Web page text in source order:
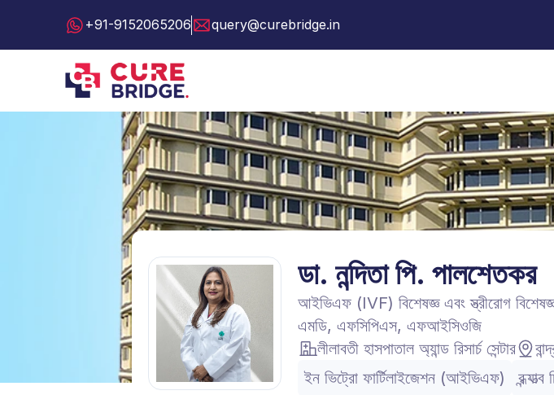
+91-9152065206 query@curebridge.in
ডা. নন্দিতা পি. পালশেতকর
আইভিএফ (IVF) বিশেষজ্ঞ এবং স্ত্রীরোগ
এমডি, এফসিপিএস, এফআইসিওজি
লীলাবতী হাসপাতাল অ্যান্ড রিসার্চ সেন্টার
ইন ভিট্রো ফার্টিলাইজেশন (আইভিএফ)